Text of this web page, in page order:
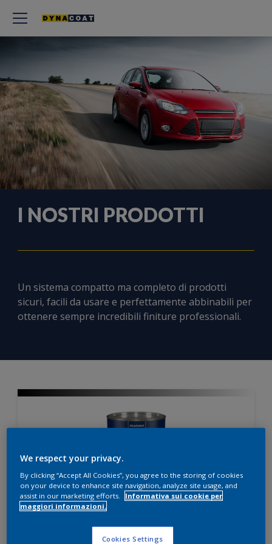
I NOSTRI PRODOTTI
Un sistema compatto ma completo di prodotti
sicuri, facili da usare e perfettamente abbinabili per
ottenere sempre incredibili finiture professionali.
Sistema di Basi
We respect your privacy.
By clicking “Accept All Cookies”, you agree to the storing of cookies
on your device to enhance site navigation, analyze site usage, and
assist in our marketing efforts.
Informativa sui cookie per
maggiori informazioni.
Cookies Settings